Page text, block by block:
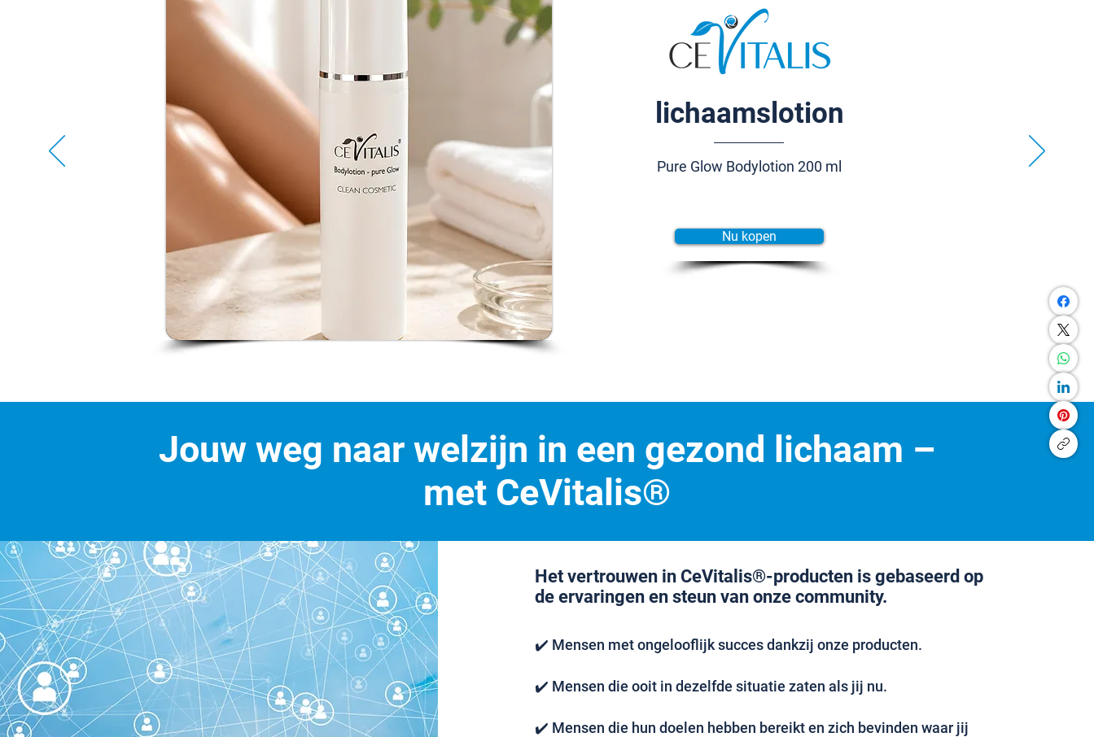
lichaamslotion
Pure Glow Bodylotion 200 ml
Nu kopen
Jouw weg naar welzijn in een gezond lichaam –
met CeVitalis®
Het vertrouwen in CeVitalis®-producten is gebaseerd op
de ervaringen en steun van onze community.
✔️ Mensen met ongelooflijk succes dankzij onze producten.
✔️ Mensen die ooit in dezelfde situatie zaten als jij nu.
✔️ Mensen die hun doelen hebben bereikt en zich bevinden waar jij